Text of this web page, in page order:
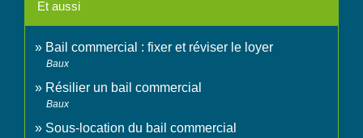
Et aussi
Bail commercial : fixer et réviser le loyer
Baux
Résilier un bail commercial
Baux
Sous-location du bail commercial